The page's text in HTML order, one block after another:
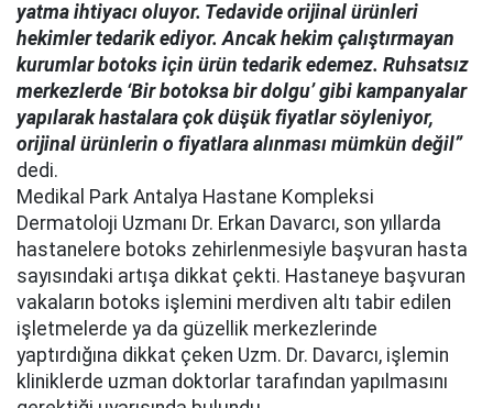
yatma ihtiyacı oluyor. Tedavide orijinal ürünleri
hekimler tedarik ediyor. Ancak hekim çalıştırmayan
kurumlar botoks için ürün tedarik edemez. Ruhsatsız
merkezlerde ‘Bir botoksa bir dolgu’ gibi kampanyalar
yapılarak hastalara çok düşük fiyatlar söyleniyor,
orijinal ürünlerin o fiyatlara alınması mümkün değil”
dedi.
Medikal Park Antalya Hastane Kompleksi
Dermatoloji Uzmanı Dr. Erkan Davarcı, son yıllarda
hastanelere botoks zehirlenmesiyle başvuran hasta
sayısındaki artışa dikkat çekti. Hastaneye başvuran
vakaların botoks işlemini merdiven altı tabir edilen
işletmelerde ya da güzellik merkezlerinde
yaptırdığına dikkat çeken Uzm. Dr. Davarcı, işlemin
kliniklerde uzman doktorlar tarafından yapılmasını